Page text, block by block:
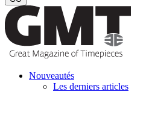
Nouveautés
Les derniers articles